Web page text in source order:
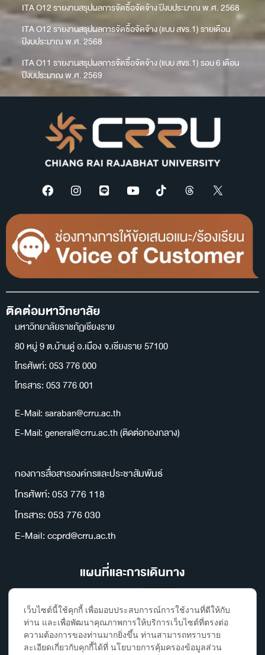
ITA O12 รายงานสรุปผลการจัดซื้อจัดจ้าง ปีงบประมาณ พ.ศ. 2568
ITA O12 รายงานสรุปผลการจัดซื้อจัดจ้าง (แบบ สขร.1) รายเดือน
ปีงบประมาณ พ.ศ. 2568
ITA O11 รายงานสรุปผลการจัดซื้อจัดจ้าง (แบบ สขร.1) รอบ 6 เดือน
ปีงบประมาณ พ.ศ. 2569
ติดต่อมหาวิทยาลัย
มหาวิทยาลัยราชภัฏเชียงราย
80 หมู่ 9 ต.บ้านดู่ อ.เมือง จ.เชียงราย 57100
โทรศัพท์: 053 776 000
โทรสาร: 053 776 001
E-Mail: saraban@crru.ac.th
E-Mail: general@crru.ac.th (ติดต่อกองกลาง)
กองการสื่อสารองค์กรและประชาสัมพันธ์
โทรศัพท์: 053 776 118
โทรสาร: 053 776 030
E-Mail: ccprd@crru.ac.th
แผนที่และการเดินทาง
เว็บไซต์นี้ใช้คุกกี้ เพื่อมอบประสบการณ์การใช้งานที่ดีให้กับ
ท่าน และเพื่อพัฒนาคุณภาพการให้บริการเว็บไซต์ที่ตรงต่อ
ความต้องการของท่านมากยิ่งขึ้น ท่านสามารถทราบราย
ละเอียดเกี่ยวกับคุกกี้ได้ที่ นโยบายการคุ้มครองข้อมูลส่วน